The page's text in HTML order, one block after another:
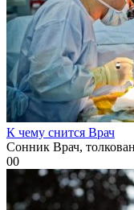
К чему снится Врач
Сонник Врач,
00